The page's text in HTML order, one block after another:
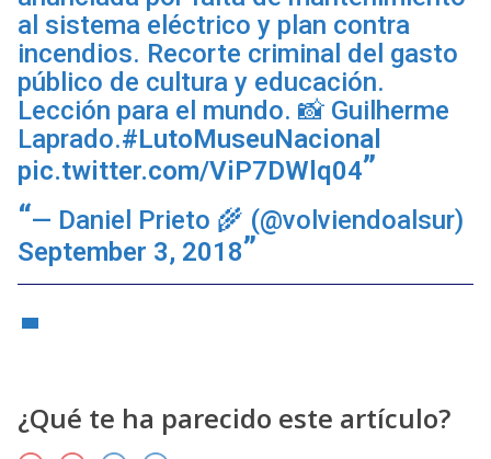
al sistema eléctrico y plan contra
incendios. Recorte criminal del gasto
público de cultura y educación.
Lección para el mundo. 📸 Guilherme
Laprado.#LutoMuseuNacional
pic.twitter.com/ViP7DWlq04
— Daniel Prieto 🌾 (@volviendoalsur)
September 3, 2018
¿Qué te ha parecido este artículo?